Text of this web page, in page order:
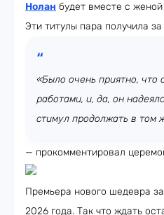
Нолан будет вместе с
Эти титулы пара получила
«Было очень приятно, что
работами, и, да, он
стимул продолжать в том
— прокомментировал
Премьера нового шедевра
2026 года. Так что ждать